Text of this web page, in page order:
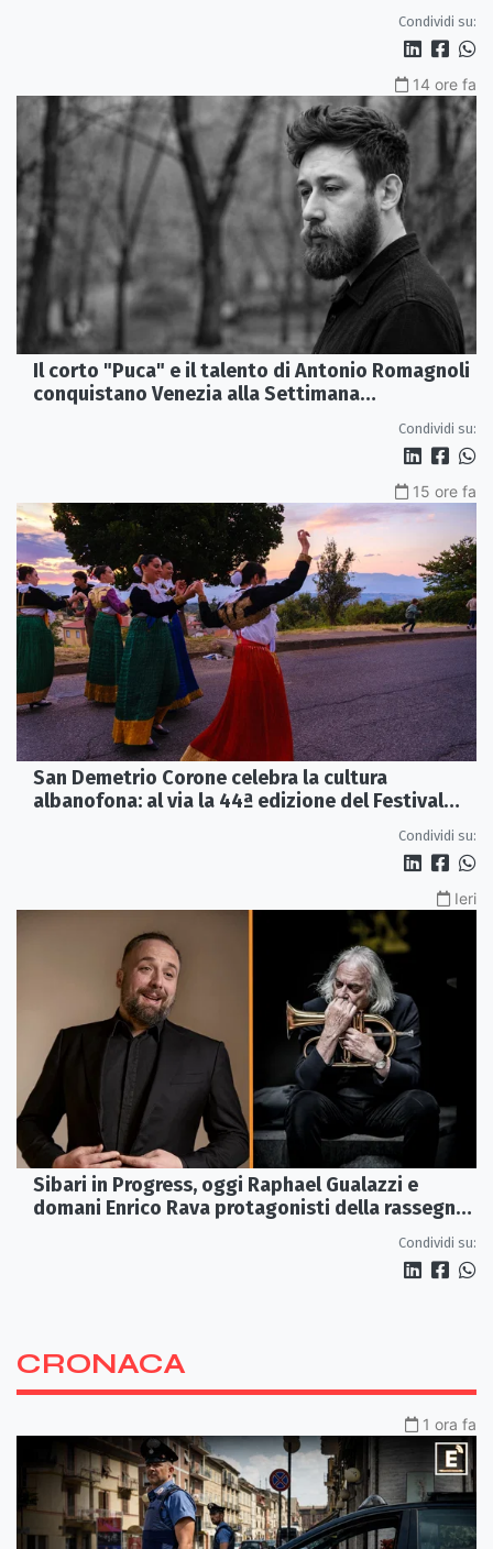
Condividi su:
14 ore fa
Il corto "Puca" e il talento di Antonio Romagnoli
conquistano Venezia alla Settimana
Condividi su:
15 ore fa
San Demetrio Corone celebra la cultura
albanofona: al via la 44ª edizione del Festival
Condividi su:
Ieri
Sibari in Progress, oggi Raphael Gualazzi e
domani Enrico Rava protagonisti della rassegna
Condividi su:
CRONACA
1 ora fa